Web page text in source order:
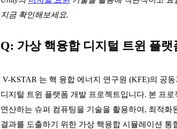
지금 확인해보세요.
Q: 가상 핵융합 디지털 트윈 플
V-KSTAR 는 핵 융합 에너지 연구원 (KFE)의 공
디지털 트윈 플랫폼 개발 프로젝트입니다. 본 프
연산하는 슈퍼 컴퓨팅을 기술을 활용하여, 최적
결과를 도출하기 위한 가상 핵융합 시뮬레이션